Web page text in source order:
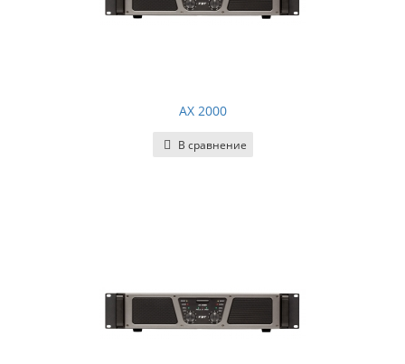
AX 2000
В сравнение